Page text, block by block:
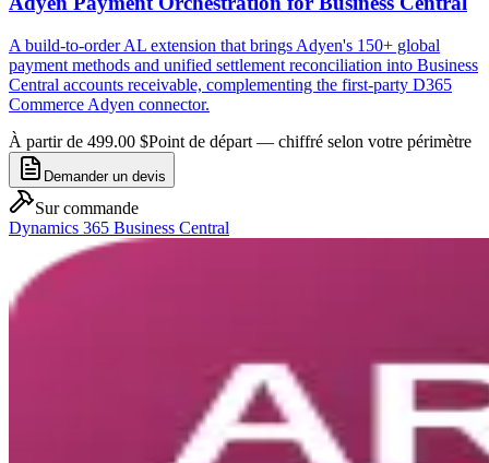
A build-to-order AL extension that brings Adyen's 150+ global
payment methods and unified settlement reconciliation into Business
Central accounts receivable, complementing the first-party D365
Commerce Adyen connector.
À partir de 499.00 $Point de départ — chiffré selon votre périmètre
Demander un devis
Sur commande
Dynamics 365 Business Central